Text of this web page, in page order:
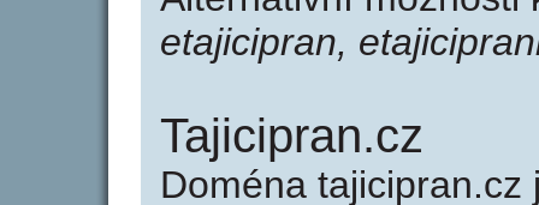
etajicipran,
Tajicipran.cz
Doména